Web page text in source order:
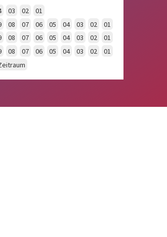
03 02 01
08 07 06 05 04 03 02 01
08 07 06 05 04 03 02 01
08 07 06 05 04 03 02
01